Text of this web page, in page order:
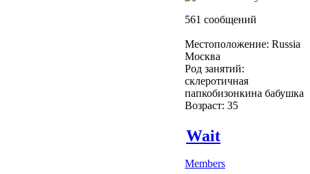
561 сообщений
Местоположение: Russia
Москва
Род занятий:
склеротичная
папкобизонкина бабушка
Возраст: 35
Wait
Members